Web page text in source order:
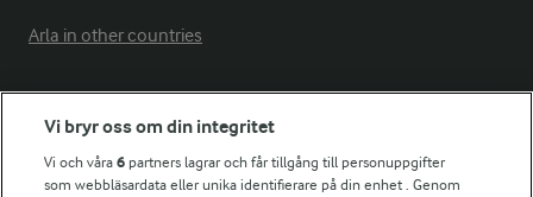
Arla in other countries
Fler Arlasajter
För ägare
Vi bryr oss om din integritet
Vi och våra6 partners lagrar och får tillgång till personuppgifter
som webbläsardata eller unika identifierare på din enhet . Genom